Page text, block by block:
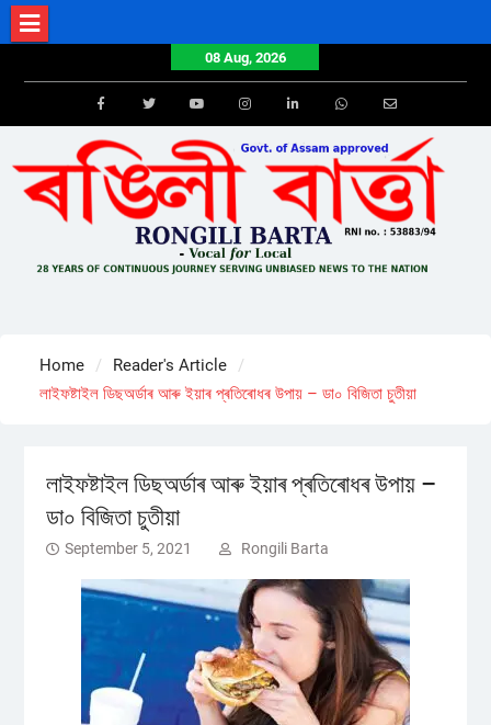
Skip
to
08 Aug, 2026
FacebookTwitterYoutube Email
Home
Reader's Article
লাইফষ্টাইল ডিছঅৰ্ডাৰ আৰু ইয়াৰ প্ৰতিৰোধৰ উপায় – ডা০ বিজিতা চুতীয়া
লাইফষ্টাইল ডিছঅৰ্ডাৰ আৰু ইয়াৰ প্ৰতিৰোধৰ উপায় –
ডা০ বিজিতা চুতীয়া
September 5, 2021 Rongili Barta